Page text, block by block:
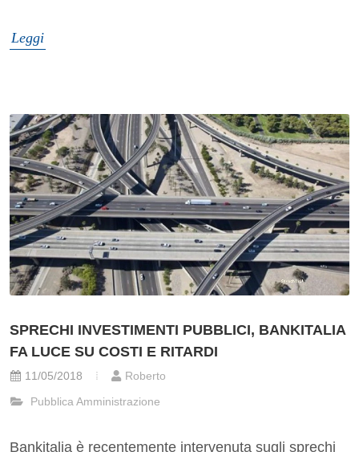
Leggi
SPRECHI INVESTIMENTI PUBBLICI, BANKITALIA
FA LUCE SU COSTI E RITARDI
11/05/2018
Roberto
Pubblica Amministrazione
Bankitalia è recentemente intervenuta sugli sprechi